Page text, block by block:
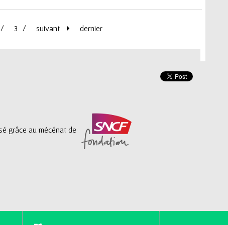
3 suivant dernier
grâce au mécénat de